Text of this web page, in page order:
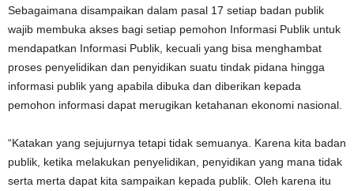
Sebagaimana disampaikan dalam pasal 17 setiap badan publik
wajib membuka akses bagi setiap pemohon Informasi Publik untuk
mendapatkan Informasi Publik, kecuali yang bisa menghambat
proses penyelidikan dan penyidikan suatu tindak pidana hingga
informasi publik yang apabila dibuka dan diberikan kepada
pemohon informasi dapat merugikan ketahanan ekonomi nasional.
“Katakan yang sejujurnya tetapi tidak semuanya. Karena kita badan
publik, ketika melakukan penyelidikan, penyidikan yang mana tidak
serta merta dapat kita sampaikan kepada publik. Oleh karena itu